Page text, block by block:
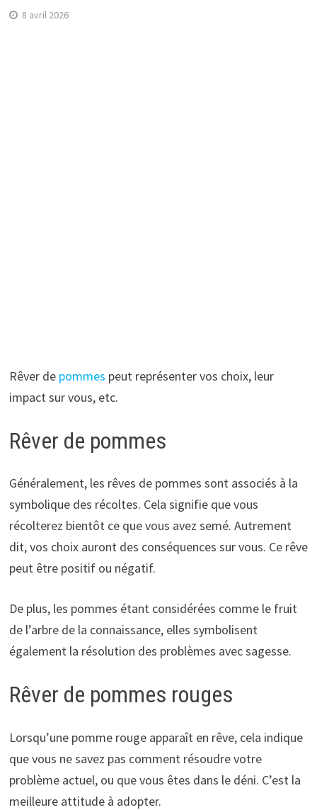
8 avril 2026
Rêver de pommes peut représenter vos choix, leur
impact sur vous, etc.
Rêver de pommes
Généralement, les rêves de pommes sont associés à la
symbolique des récoltes. Cela signifie que vous
récolterez bientôt ce que vous avez semé. Autrement
dit, vos choix auront des conséquences sur vous. Ce rêve
peut être positif ou négatif.
De plus, les pommes étant considérées comme le fruit
de l’arbre de la connaissance, elles symbolisent
également la résolution des problèmes avec sagesse.
Rêver de pommes rouges
Lorsqu’une pomme rouge apparaît en rêve, cela indique
que vous ne savez pas comment résoudre votre
problème actuel, ou que vous êtes dans le déni. C’est la
meilleure attitude à adopter.